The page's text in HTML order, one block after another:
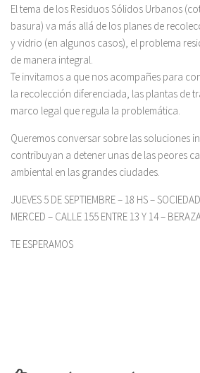
El tema de los Residuos Sólidos Urbanos
basura) va más allá de los planes de
y vidrio (en algunos casos), el problema
de manera integral.
Te invitamos a que nos acompañes para
la recolección diferenciada, las plantas de
marco legal que regula la problemática.
Queremos conversar sobre las soluciones
contribuyan a detener unas de las peores
ambiental en las grandes ciudades.
JUEVES 5 DE SEPTIEMBRE – 18 HS –
MERCED – CALLE 155 ENTRE 13 Y 14 –
TE ESPERAMOS